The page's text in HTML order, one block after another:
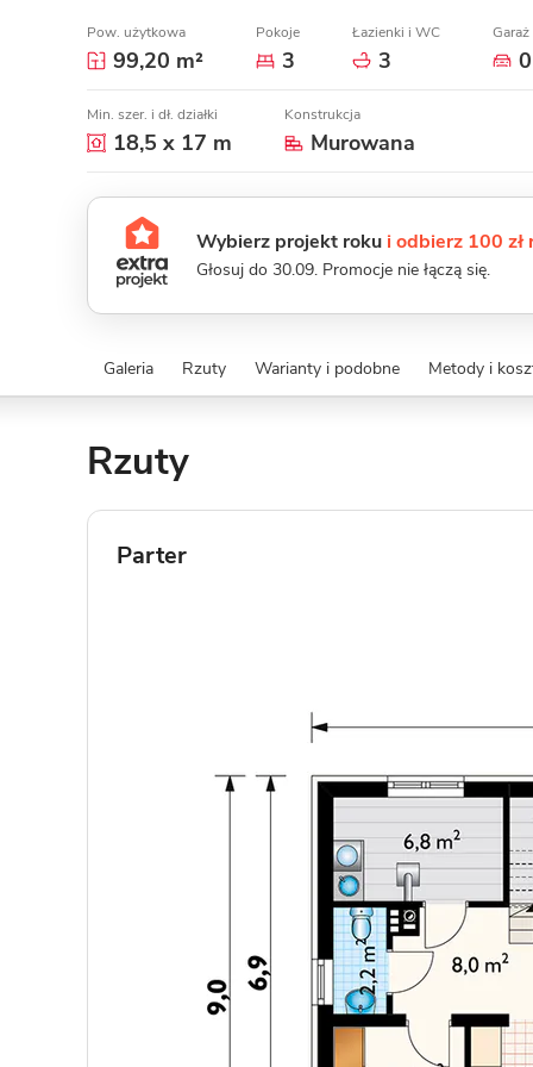
Pow. użytkowa
99,20 m²
Pokoje
3
Łazienki i WC
3
Garaż
0
Min. szer. i dł. działki
18,5 x 17 m
Konstrukcja
Murowana
Wybierz projekt roku i odbierz 100 zł
Głosuj do 30.09. Promocje nie łączą się.
Galeria Rzuty Warianty i podobne Metody i
Rzuty
Parter